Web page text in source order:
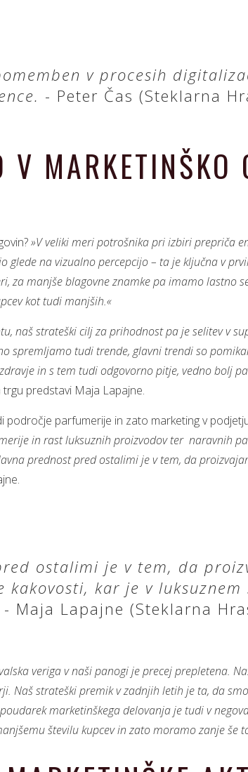
v procesih
- Peter Čas (Steklarna
V
»V veliki meri potrošnika pri izbiri prepriča
glede na vizualno percepcijo – ta je ključna v
manjše blagovne znamke pa imamo lastno
kot tudi manjših.«
naš strateški cilj za prihodnost pa je selitev v
spremljamo tudi trende, glavni trendi so
in s tem tudi odgovorno pitje, vedno bolj
trgu predstavi Maja Lapajne.
področje parfumerije in zato marketing v
in rast luksuznih proizvodov ter naravnih
prednost pred ostalimi je v tem, da
ostalimi je v tem, da
kar je v luksuznem
- Maja Lapajne (Steklarna
veriga v naši panogi je precej prepletena.
Naš strateški premik v zadnjih letih je ta, da
marketinškega delovanja je tudi v
številu kupcev in zato moramo zanje še